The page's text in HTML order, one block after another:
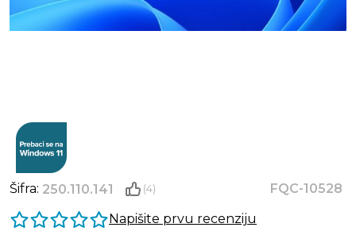
Šifra: 250.110.141 (4)
FQC-10528
Napišite prvu recenziju